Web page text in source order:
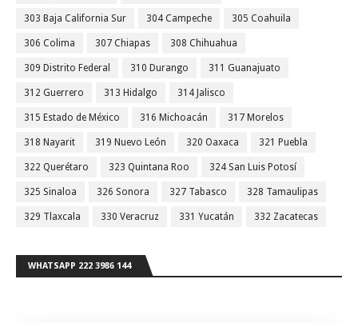
303 Baja California Sur 304 Campeche 305 Coahuila
306 Colima 307 Chiapas 308 Chihuahua
309 Distrito Federal 310 Durango 311 Guanajuato
312 Guerrero 313 Hidalgo 314 Jalisco
315 Estado de México 316 Michoacán 317 Morelos
318 Nayarit 319 Nuevo León 320 Oaxaca 321 Puebla
322 Querétaro 323 Quintana Roo 324 San Luis Potosí
325 Sinaloa 326 Sonora 327 Tabasco 328 Tamaulipas
329 Tlaxcala 330 Veracruz 331 Yucatán 332 Zacatecas
WHATSAPP 222 3986 144